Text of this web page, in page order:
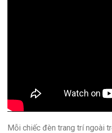
Mỗi chiếc đèn trang trí ngoài